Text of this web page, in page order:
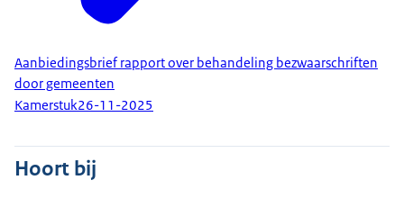
Aanbiedingsbrief rapport over behandeling bezwaarschriften
door gemeenten
Kamerstuk26-11-2025
Hoort bij